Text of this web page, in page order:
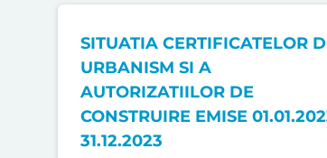
SITUATIA CERTIFICATELOR
URBANISM SI A
AUTORIZATIILOR DE
CONSTRUIRE EMISE
31.12.2023